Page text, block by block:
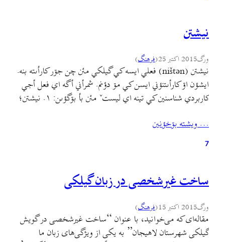
نيشتن
ورگ2015 اکتبر 25 (فرهنگ)
نيشتن (ništən) فعلي ايسه کي گيلکي مئن چن جۊر کارأىته بنه.
ايشؤن اۊ کارأىتنؤني ايسن کي مۊ دؤنم. شمرأني أگه اي فعل أجي
کاربردي شناسنين کي تينه اي ليستˇ مئن بأ بۊگؤىن: ۱. نيشتن؛
وختي کي شنيم ىک نفرˇ ورجه مهمؤني گۊنيم “بشيم فلان…
… ويشته بۊخؤنين
7
ساخت غیرشخصی در زبان گیلکی
ورگ2015 اکتبر 15 (فرهنگ)
مقاله‌ای که می‌خوانید، با عنوان “ساخت غیرشخصی در گویش
گیلکی شهرستان لاهیجان” به یکی از ویژگی‌های زبان ما